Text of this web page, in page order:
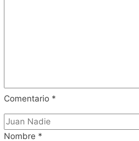
Comentario *
Nombre *